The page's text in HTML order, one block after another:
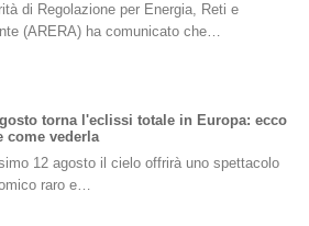
di Regolazione per Energia, Reti e
(ARERA) ha comunicato che…
torna l'eclissi totale in Europa: ecco
come vederla
12 agosto il cielo offrirà uno spettacolo
raro e…